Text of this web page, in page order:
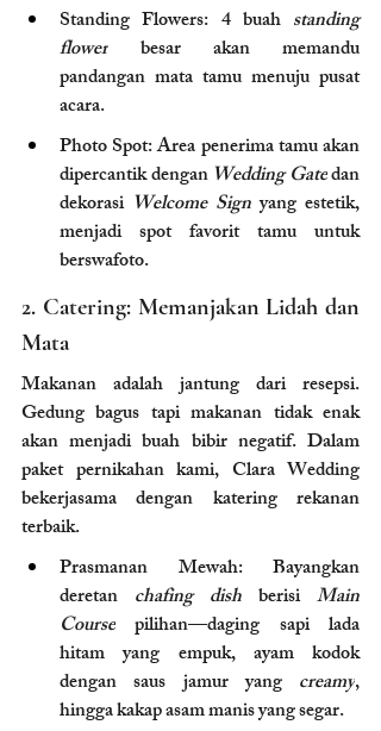
Standing Flowers: 4 buah standing
flower besar akan memandu
pandangan mata tamu menuju pusat
acara.
Photo Spot: Area penerima tamu akan
dipercantik dengan Wedding Gate dan
dekorasi Welcome Sign yang estetik,
menjadi spot favorit tamu untuk
berswafoto.
2. Catering: Memanjakan Lidah dan
Mata
Makanan adalah jantung dari resepsi.
Gedung bagus tapi makanan tidak enak
akan menjadi buah bibir negatif. Dalam
paket pernikahan kami, Clara Wedding
bekerjasama dengan katering rekanan
terbaik.
Prasmanan Mewah: Bayangkan
deretan chafing dish berisi Main
Course pilihan—daging sapi lada
hitam yang empuk, ayam kodok
dengan saus jamur yang creamy,
hingga kakap asam manis yang segar.